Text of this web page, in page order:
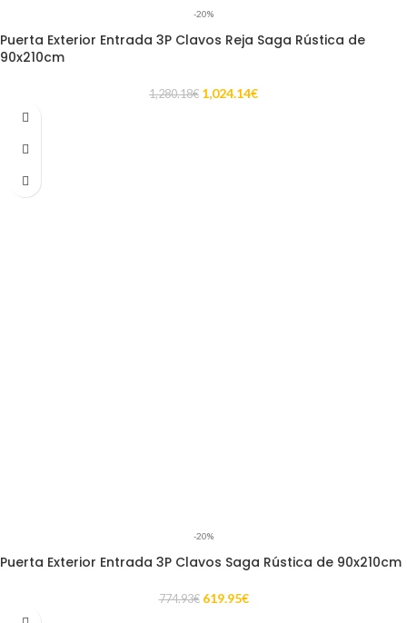
-20%
Puerta Exterior Entrada 3P Clavos Reja Saga Rústica de
90x210cm
1,280.18€ 1,024.14€
-20%
Puerta Exterior Entrada 3P Clavos Saga Rústica de 90x210cm
774.93€ 619.95€